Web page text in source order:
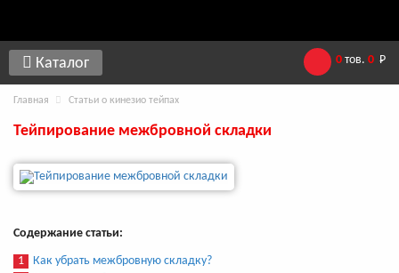
Каталог 0 тов. 0 Р
Главная Статьи о кинезио тейпах
Тейпирование межбровной складки
Содержание статьи:
1
Как убрать межбровную складку?